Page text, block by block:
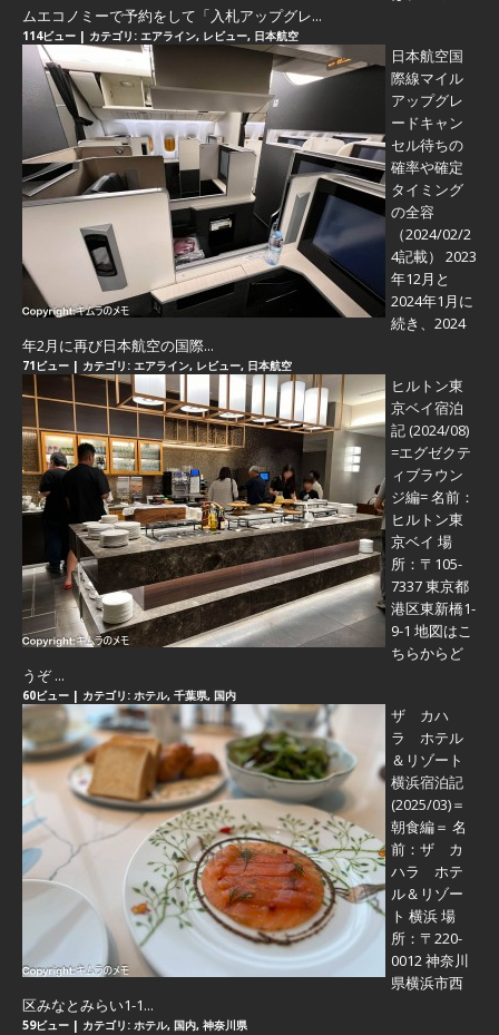
ムエコノミーで予約をして「入札アップグレ...
114ビュー | カテゴリ: エアライン, レビュー, 日本航空
日本航空国
際線マイル
アップグレ
ードキャン
セル待ちの
確率や確定
タイミング
の全容
（2024/02/2
4記載） 2023
年12月と
2024年1月に
続き、2024
年2月に再び日本航空の国際...
71ビュー | カテゴリ: エアライン, レビュー, 日本航空
ヒルトン東
京ベイ宿泊
記 (2024/08)
=エグゼクテ
ィブラウン
ジ編=名前：
ヒルトン東
京ベイ 場
所：〒105-
7337 東京都
港区東新橋1-
9-1 地図はこ
ちらからど
うぞ ...
60ビュー | カテゴリ: ホテル, 千葉県, 国内
ザ カハ
ラ ホテル
＆リゾート
横浜宿泊記
(2025/03)＝
朝食編＝ 名
前：ザ カ
ハラ ホテ
ル＆リゾー
ト 横浜 場
所：〒220-
0012 神奈川
県横浜市西
区みなとみらい1-1...
59ビュー | カテゴリ: ホテル, 国内, 神奈川県